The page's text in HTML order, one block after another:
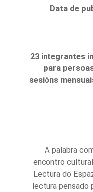
Data de
23 integrantes
para
sesións
A palabra
encontro
Lectura do
lectura pensado